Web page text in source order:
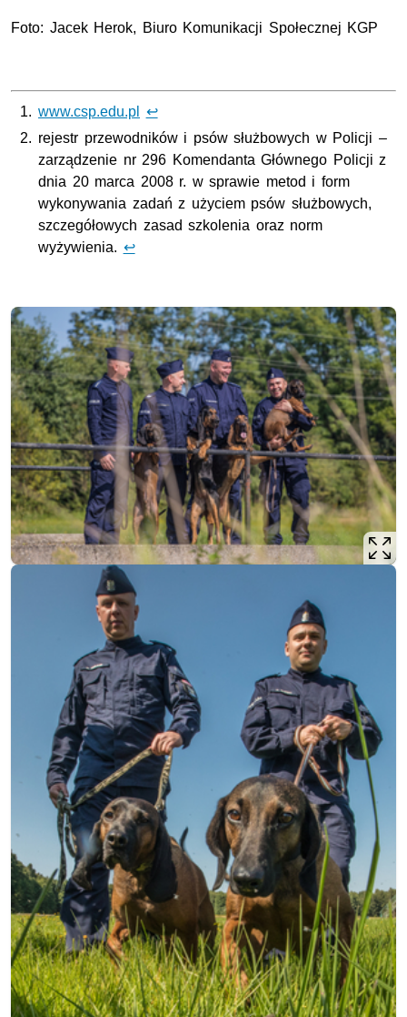
Foto: Jacek Herok, Biuro Komunikacji Społecznej KGP
www.csp.edu.pl
↩
rejestr przewodników i psów służbowych w Policji –
zarządzenie nr 296 Komendanta Głównego Policji z
dnia 20 marca 2008 r. w sprawie metod i form
wykonywania zadań z użyciem psów służbowych,
szczegółowych zasad szkolenia oraz norm
wyżywienia. ↩